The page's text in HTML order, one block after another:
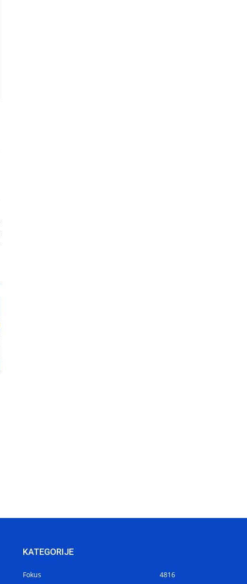
KATEGORIJE
Fokus 4816